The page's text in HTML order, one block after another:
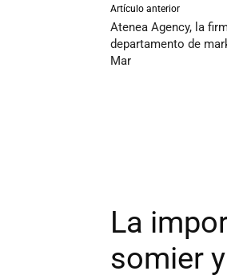
Artículo anterior
Atenea Agency, la
departamento de
Mar
La
somier